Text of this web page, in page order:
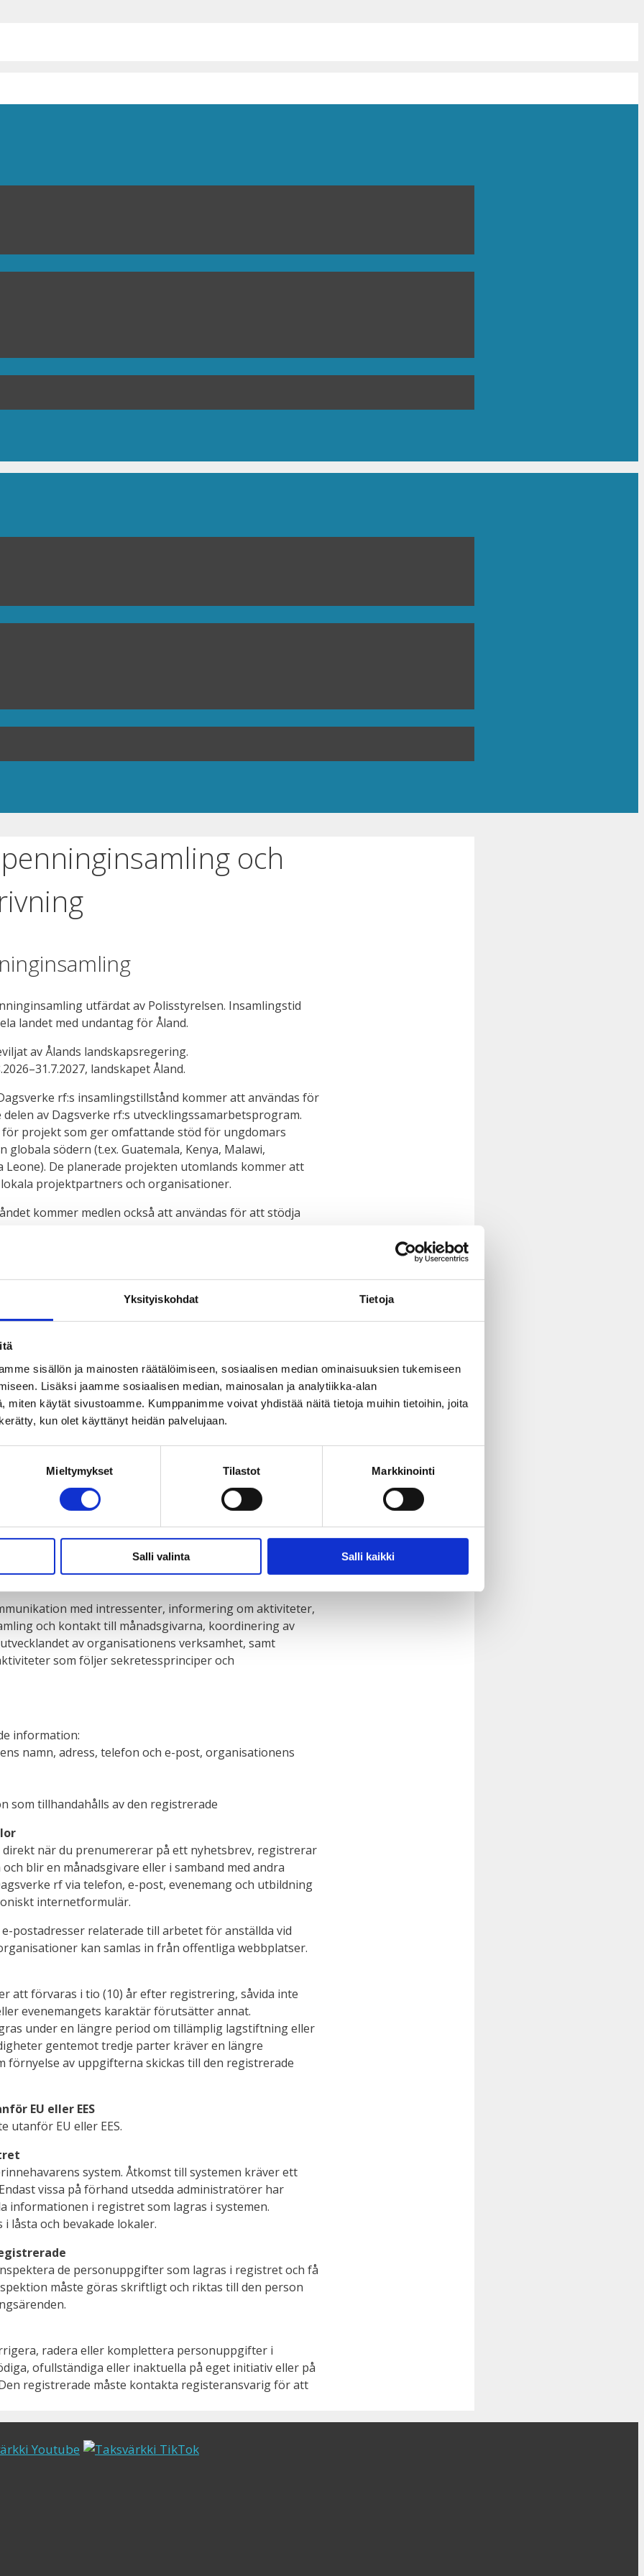
Yksityiskohdat Tietoja
sisällön ja mainosten räätälöimiseen, sosiaalisen median ominaisuuksien tukemiseen
Lisäksi jaamme sosiaalisen median, mainosalan ja analytiikka-alan
miten käytät sivustoamme. Kumppanimme voivat yhdistää näitä tietoja muihin tietoihin, joita
kun olet käyttänyt heidän palvelujaan.
Mieltymykset Tilastot Markkinointi
Salli valinta Salli kaikki
och
utfärdat av Polisstyrelsen. Insamlingstid
landet med undantag för Åland.
av Ålands landskapsregering.
landskapet Åland.
rf:s insamlingstillstånd kommer att användas för
av Dagsverke rf:s utvecklingssamarbetsprogram.
projekt som ger omfattande stöd för ungdomars
södern (t.ex. Guatemala, Kenya, Malawi,
Leone). De planerade projekten utomlands kommer att
projektpartners och organisationer.
kommer medlen också att användas för att stödja
till exempel jämställdhet, icke-
av utvecklingssamarbeten, samt för att organisera
för skolelever och studeranden.
Helsingfors
med intressenter, informering om aktiviteter,
och kontakt till månadsgivarna, koordinering av
av organisationens verksamhet, samt
som följer sekretessprinciper och
information:
namn, adress, telefon och e-post, organisationens
som tillhandahålls av den registrerade
när du prenumererar på ett nyhetsbrev, registrerar
blir en månadsgivare eller i samband med andra
rf via telefon, e-post, evenemang och utbildning
internetformulär.
postadresser relaterade till arbetet för anställda vid
kan samlas in från offentliga webbplatser.
att förvaras i tio (10) år efter registrering, såvida inte
evenemangets karaktär förutsätter annat.
under en längre period om tillämplig lagstiftning eller
gentemot tredje parter kräver en längre
förnyelse av uppgifterna skickas till den registrerade
EU eller EES
utanför EU eller EES.
system. Åtkomst till systemen kräver ett
vissa på förhand utsedda administratörer har
informationen i registret som lagras i systemen.
låsta och bevakade lokaler.
de personuppgifter som lagras i registret och få
måste göras skriftligt och riktas till den person
radera eller komplettera personuppgifter i
ofullständiga eller inaktuella på eget initiativ eller på
registrerade måste kontakta registeransvarig för att